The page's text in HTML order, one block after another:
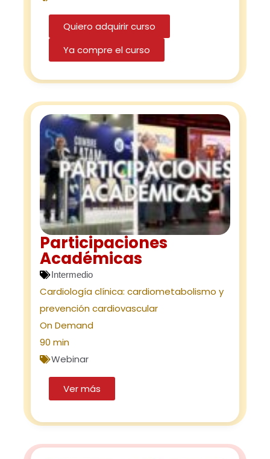
Quiero adquirir curso
Ya compre el curso
Participaciones
Académicas
Intermedio
Cardiología clínica: cardiometabolismo y
prevención cardiovascular
On Demand
90 min
Webinar
Ver más